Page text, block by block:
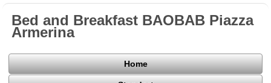
Bed and Breakfast BAOBAB Piazza
Armerina
Home